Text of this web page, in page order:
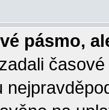
pásmo,